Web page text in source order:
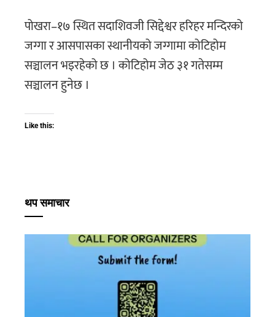
पोखरा–१७ स्थित सदाशिवजी सिद्देश्वर हरिहर मन्दिरको
जग्गा र आसपासका स्थानीयको जग्गामा कोटिहोम
सञ्चालन भइरहेको छ । कोटिहोम जेठ ३१ गतेसम्म
सञ्चालन हुनेछ ।
Like this:
थप समाचार